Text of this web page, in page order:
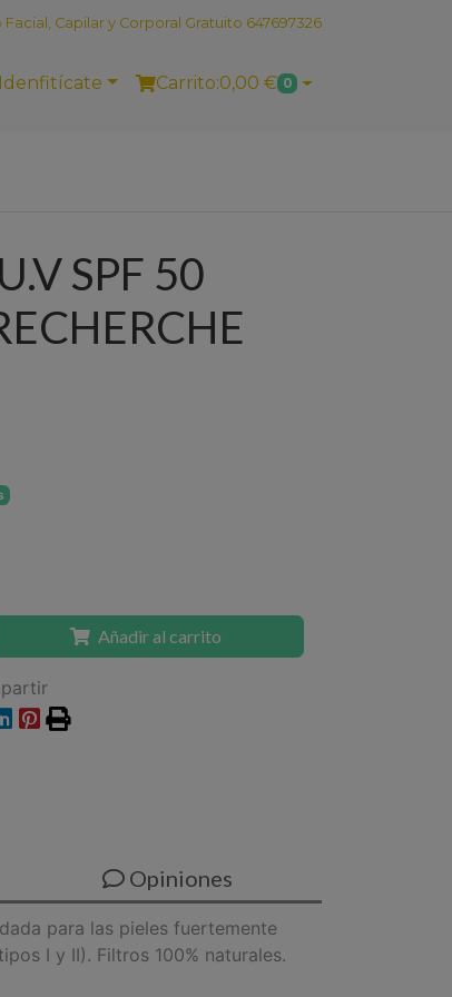
Capilar y Corporal Gratuito 647697326
Idenfitícate Carrito:0,00 € 0
SPF 50
Añadir al carrito
Opiniones
para las pieles fuertemente
I y II). Filtros 100% naturales.